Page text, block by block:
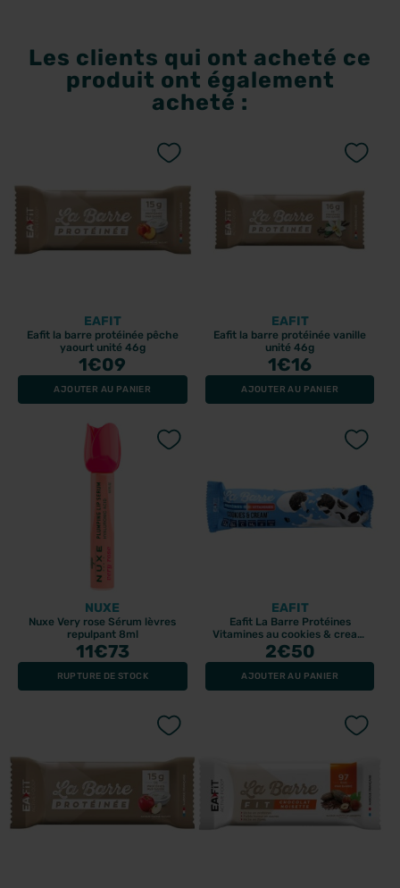
Les clients qui ont acheté ce
produit ont également
acheté :
EAFIT
Eafit la barre protéinée pêche
yaourt unité 46g
1€09
AJOUTER AU PANIER
EAFIT
Eafit la barre protéinée vanille
unité 46g
1€16
AJOUTER AU PANIER
NUXE
Nuxe Very rose Sérum lèvres
repulpant 8ml
11€73
RUPTURE DE STOCK
EAFIT
Eafit La Barre Protéines
Vitamines au cookies & cream
49gr
2€50
AJOUTER AU PANIER